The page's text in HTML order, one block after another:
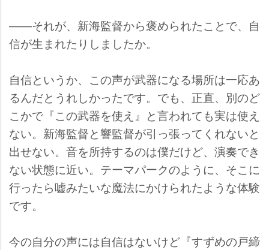
――それが、新海監督から褒められたことで、自
信が生まれたりしましたか。
自信というか、この声が武器になる場所は一応あ
るんだとうれしかったです。でも、正直、別のど
こかで『この武器を使え』と言われても実は使え
ない。新海監督と響監督が引っ張ってくれないと
出せない。音を所持するのは僕だけど、演奏でき
ない状態に近い。テーマパークのように、そこに
行ったら嘘みたいな魔法にかけられたような体験
です。
今の自分の声には自信はないけど『すずめの戸締